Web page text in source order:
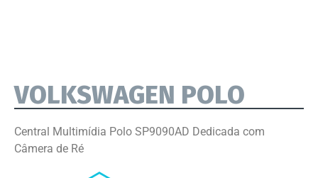
VOLKSWAGEN POLO
Central Multimídia Polo SP9090AD Dedicada com
Câmera de Ré